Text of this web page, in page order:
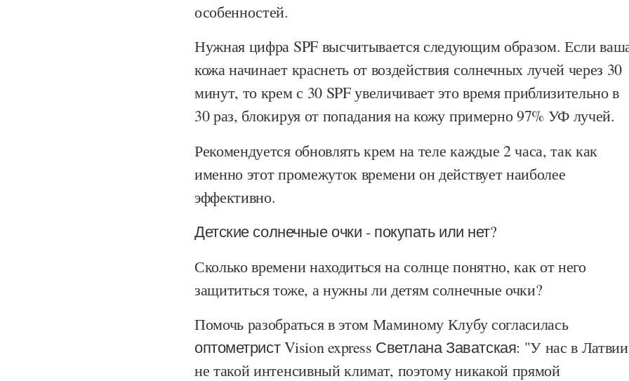
особенностей.
Нужная цифра SPF высчитывается следующим образом. Если
кожа начинает краснеть от воздействия солнечных лучей через 30
минут, то крем с 30 SPF увеличивает это время приблизительно в
30 раз, блокируя от попадания на кожу примерно 97% УФ лучей.
Рекомендуется обновлять крем на теле каждые 2 часа, так как
именно этот промежуток времени он действует наиболее
эффективно.
Детские солнечные очки - покупать или нет?
Сколько времени находиться на солнце понятно, как от него
защититься тоже, а нужны ли детям солнечные очки?
Помочь разобраться в этом Маминому Клубу согласилась
оптометрист Visionexpress Светлана Заватская: "У нас в Латвии
не такой интенсивный климат, поэтому никакой прямой